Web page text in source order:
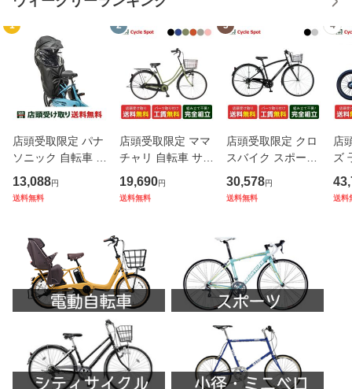
1
店頭受取限定 パナ
ソニック 自転車 チ
ャイルドシートカ
バー Panasonic チ
ャイルドシート
バー NAR187 ブラ
ック
13,088円
送料無料
2
店頭受取限定 ママ
チャリ 自転車 サイ
クルスポット 26イ
ンチ カスタネット
26 [CS-CAS26A]
19,690円
送料無料
3
店頭受取限定 クロ
スバイク スポーツ
自転車 サードバイ
クス スーパーソニ
ック 27インチ 202
PERSONIC TOWN
6段変速 [TB-24
30,578円
送料無料
4
店
ズ
転
イ
ク
送料